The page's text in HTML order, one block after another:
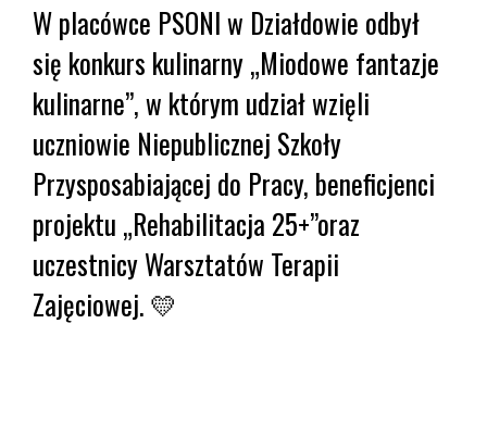
W placówce PSONI w Działdowie odbył
się konkurs kulinarny „Miodowe fantazje
kulinarne”, w którym udział wzięli
uczniowie Niepublicznej Szkoły
Przysposabiającej do Pracy, beneficjenci
projektu „Rehabilitacja 25+”oraz
uczestnicy Warsztatów Terapii
Zajęciowej. 💛